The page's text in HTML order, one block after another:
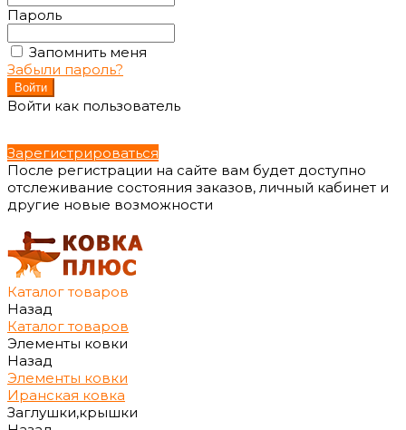
Пароль
Запомнить меня
Забыли пароль?
Войти как пользователь
Зарегистрироваться
После регистрации на сайте вам будет доступно
отслеживание состояния заказов, личный кабинет и
другие новые возможности
Каталог товаров
Назад
Каталог товаров
Элементы ковки
Назад
Элементы ковки
Иранская ковка
Заглушки,крышки